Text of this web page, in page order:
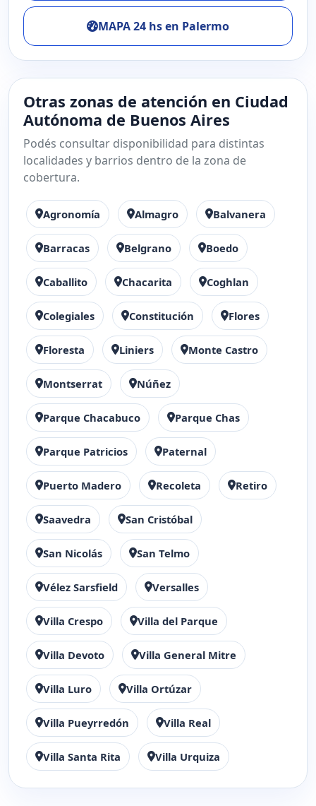
MAPA 24 hs en Palermo
Otras zonas de atención en Ciudad
Autónoma de Buenos Aires
Podés consultar disponibilidad para distintas
localidades y barrios dentro de la zona de
cobertura.
Agronomía Almagro Balvanera
Barracas Belgrano Boedo
Caballito Chacarita Coghlan
Colegiales Constitución Flores
Floresta Liniers Monte Castro
Montserrat Núñez
Parque Chacabuco Parque Chas
Parque Patricios Paternal
Puerto Madero Recoleta Retiro
Saavedra San Cristóbal
San Nicolás San Telmo
Vélez Sarsfield Versalles
Villa Crespo Villa del Parque
Villa Devoto Villa General Mitre
Villa Luro Villa Ortúzar
Villa Pueyrredón Villa Real
Villa Santa Rita Villa Urquiza